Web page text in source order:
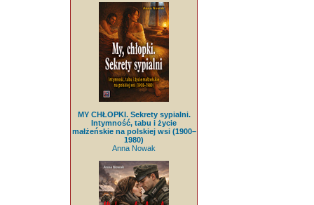
MY CHŁOPKI. Sekrety sypialni.
Intymność, tabu i życie
małżeńskie na polskiej wsi (1900–
1980)
Anna Nowak